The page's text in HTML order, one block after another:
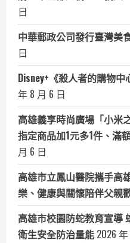
日
中華郵政公司發行臺灣美
日
Disney+《殺人者的購物
年 8 月 6 日
高雄義享時尚廣場「小米
指定商品加1元多1件、滿
月 6 日
高雄市立鳳山醫院攜手
樂、健康與關懷陪伴父親
高雄市校園防蛇教育宣導
衛生安全防治量能 2026